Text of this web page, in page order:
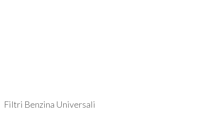
Filtri Benzina Universali